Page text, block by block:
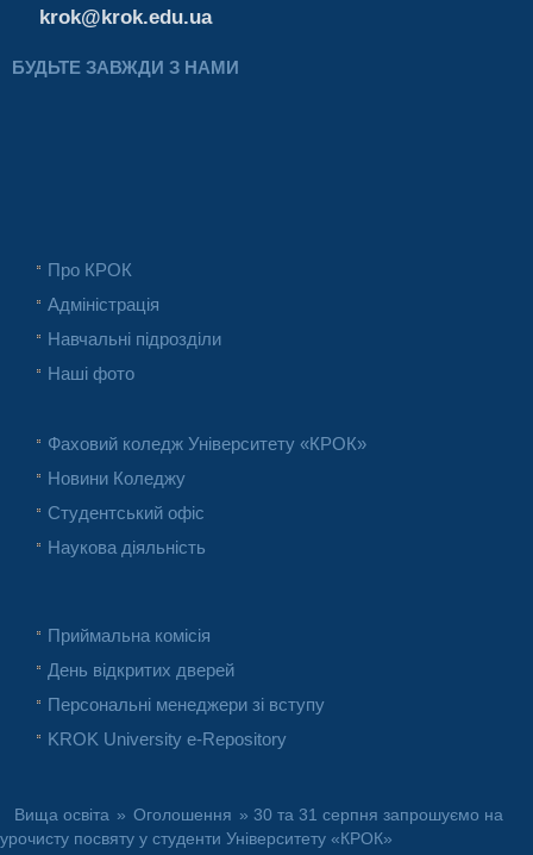
krok@krok.edu.ua
БУДЬТЕ ЗАВЖДИ З НАМИ
Про КРОК
Адміністрація
Навчальні підрозділи
Наші фото
Фаховий коледж Університету «КРОК»
Новини Коледжу
Студентський офіс
Наукова діяльність
Приймальна комісія
День відкритих дверей
Персональні менеджери зі вступу
KROK University e-Repository
Вища освіта » Оголошення » 30 та 31 серпня запрошуємо на
урочисту посвяту у студенти Університету «КРОК»